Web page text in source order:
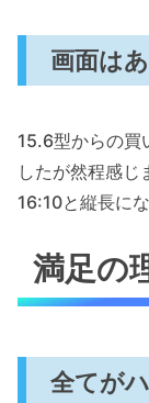
画面は
15.6型からの買
したが然程感じ
16:10と縦長に
満足の
全てが